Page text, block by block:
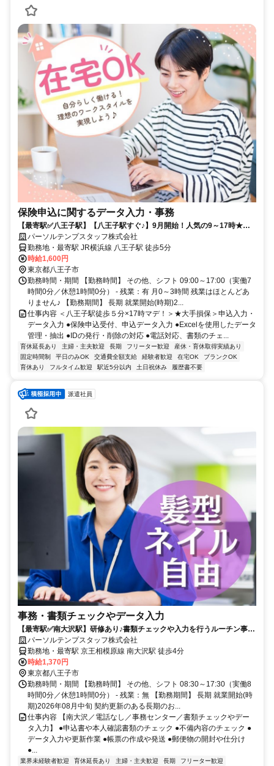
保険申込に関するデータ入力・事務
【最寄駅✅八王子駅】【八王子駅すぐ♪】9月開始！人気の9～17時★こ
つこつ入力◎
パーソルテンプスタッフ株式会社
勤務地・最寄駅 JR横浜線 八王子駅 徒歩5分
時給1,600円
東京都八王子市
勤務時間・期間 【勤務時間】 その他、シフト 09:00～17:00（実働7
時間0分／休憩1時間0分） - 残業：有 月0～3時間 残業はほとんどあ
りません♪ 【勤務期間】 長期 就業開始(時期)2...
仕事内容 ＜八王子駅徒歩５分×17時マデ！＞★大手損保＞申込入力・
データ入力 ●保険申込受付、申込データ入力 ●Excelを使用したデータ
管理・抽出 ●IDの発行・削除の対応 ●電話対応、書類のチェ...
育休延長あり 主婦・主夫歓迎 長期 フリーター歓迎
産休・育休取得実績あり
固定時間制
平日のみOK 交通費全額支給 経験者歓迎 在宅OK
ブランクOK
育休あり
フルタイム歓迎 駅近5分以内 土日祝休み 履歴書不要
派遣社員
事務・書類チェックやデータ入力
【最寄駅✅南大沢駅】研修あり♪書類チェックや入力を行うルーチン事務
＠南大沢
パーソルテンプスタッフ株式会社
勤務地・最寄駅 京王相模原線 南大沢駅 徒歩4分
時給1,370円
東京都八王子市
勤務時間・期間 【勤務時間】 その他、シフト 08:30～17:30（実働8
時間0分／休憩1時間0分） - 残業：無 【勤務期間】 長期 就業開始(時
期)2026年08月中旬 契約更新のある長期のお...
仕事内容 【南大沢／電話なし／事務センター／書類チェックやデー
タ入力】 ●申込書や本人確認書類のチェック ●不備内容のチェック ●
データ入力や更新作業 ●帳票の作成や発送 ●郵便物の開封や仕分け
●...
業界未経験者歓迎 育休延長あり 主婦・主夫歓迎 長期
フリーター歓迎